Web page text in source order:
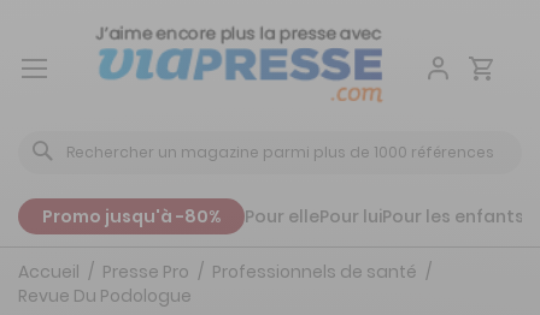
Aller
Promo jusqu'à -80% Pour ellePour luiPour les enfants
Accueil Presse Pro
Professionnels de santé
Revue Du Podologue